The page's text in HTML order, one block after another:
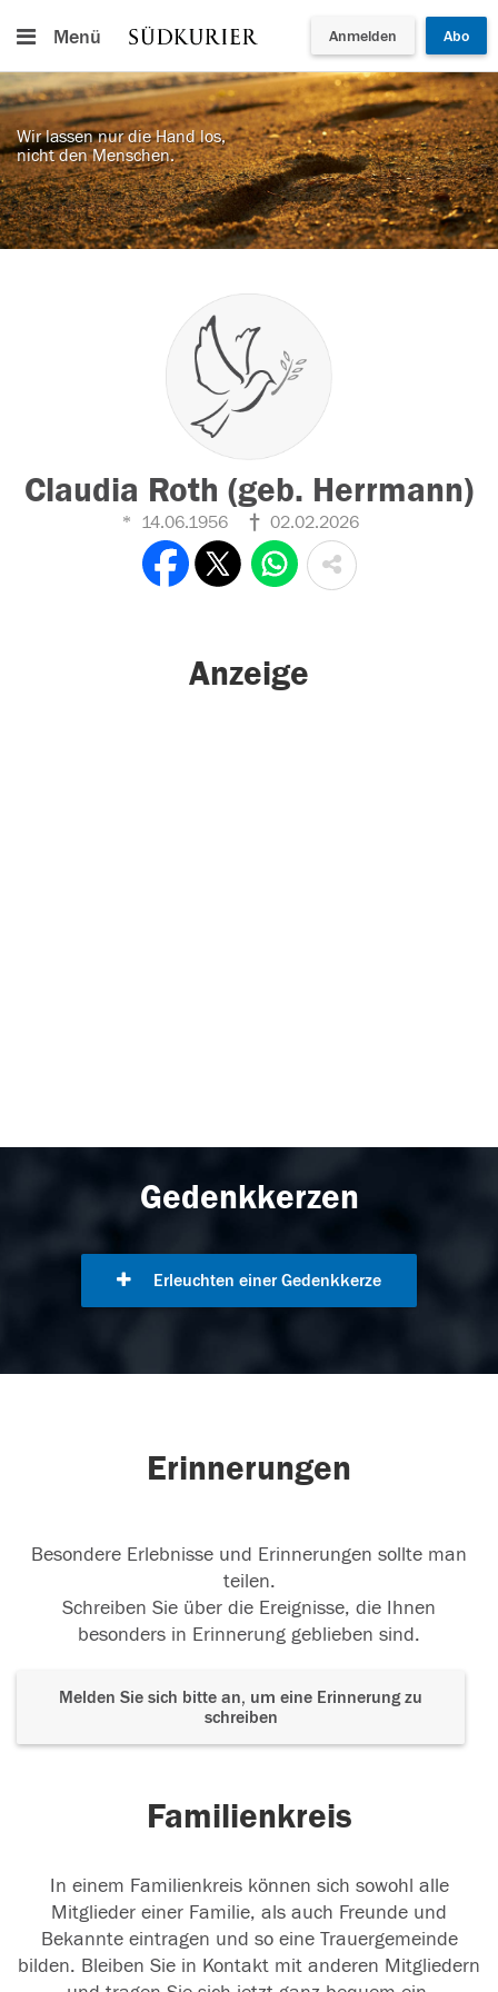
Menü Anmelden Abo
Wir lassen nur die Hand los,
nicht den Menschen.
Claudia Roth (geb. Herrmann)
14.06.1956 02.02.2026
Anzeige
Gedenkkerzen
Erleuchten einer Gedenkkerze
Erinnerungen
Besondere Erlebnisse und Erinnerungen sollte man
teilen.
Schreiben Sie über die Ereignisse, die Ihnen
besonders in Erinnerung geblieben sind.
Melden Sie sich bitte an, um eine Erinnerung zu
schreiben
Familienkreis
In einem Familienkreis können sich sowohl alle
Mitglieder einer Familie, als auch Freunde und
Bekannte eintragen und so eine Trauergemeinde
bilden. Bleiben Sie in Kontakt mit anderen Mitgliedern